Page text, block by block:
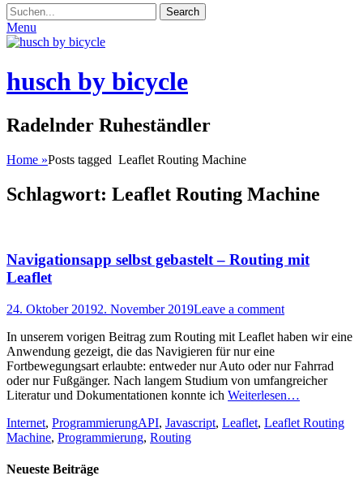
Search
Search
for:
Menu
husch by bicycle
Radelnder Ruheständler
Home »Posts tagged Leaflet Routing Machine
Schlagwort: Leaflet Routing Machine
Navigationsapp selbst gebastelt – Routing mit
Leaflet
Posted
24. Oktober 20192. November 2019Leave a comment
In unserem vorigen Beitrag zum Routing mit Leaflet haben wir eine
Anwendung gezeigt, die das Navigieren für nur eine
Fortbewegungsart erlaubte: entweder nur Auto oder nur Fahrrad
oder nur Fußgänger. Nach langem Studium von umfangreicher
Literatur und Dokumentationen konnte ich Weiterlesen…
Categories
Internet, ProgrammierungTags
API, Javascript, Leaflet, Leaflet Routing
Machine, Programmierung, Routing
Neueste Beiträge